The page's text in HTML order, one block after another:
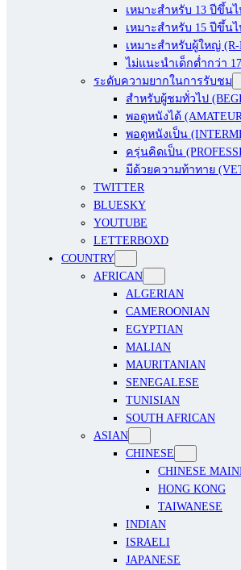
เหมาะสำหรับ 13 ปีขึ้นไ
เหมาะสำหรับ 15 ปีขึ้นไ
เหมาะสำหรับผู้ใหญ่ (R-
ไม่แนะนำเด็กต่ำกว่า
ระดับความยากในการรับชม
สำหรับผู้ชมทั่วไป
พอดูหนังได้
พอดูหนังเป็น
ครุ่นคิดเป็น
มีด้วยความท้าทาย
TWITTER
BLUESKY
YOUTUBE
LETTERBOXD
COUNTRY
AFRICAN
ALGERIAN
CAMEROONIAN
EGYPTIAN
MALIAN
MAURITANIAN
SENEGALESE
TUNISIAN
SOUTH AFRICAN
ASIAN
CHINESE
CHINESE
HONG KONG
TAIWANESE
INDIAN
ISRAELI
JAPANESE